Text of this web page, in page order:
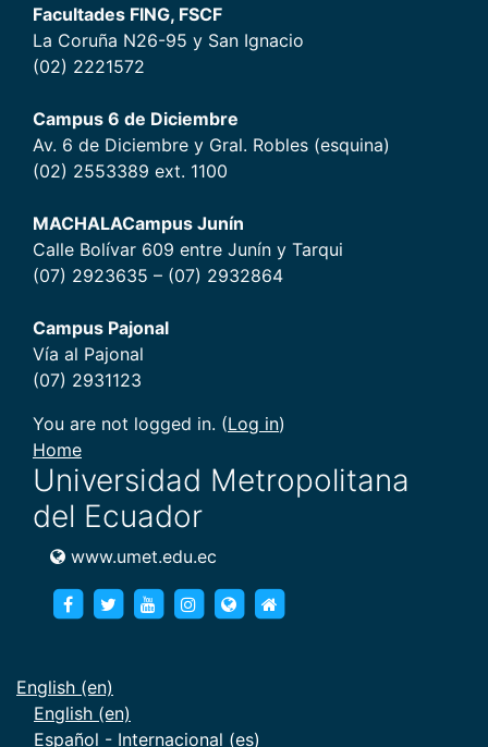
Facultades FING, FSCF
La Coruña N26-95 y San Ignacio
(02) 2221572
Campus 6 de Diciembre
Av. 6 de Diciembre y Gral. Robles (esquina)
(02) 2553389 ext. 1100
MACHALACampus Junín
Calle Bolívar 609 entre Junín y Tarqui
(07) 2923635 – (07) 2932864
Campus Pajonal
Vía al Pajonal
(07) 2931123
You are not logged in. (Log in)
Home
Universidad Metropolitana
del Ecuador
www.umet.edu.ec
https://www.facebook.com/umet.edu/
https://twitter.com/umet_edu
https://goo.gl/brXWJp
https://www.instagram.com/
https://www.umet.edu.ec
English ‎(en)‎
English ‎(en)‎
Español - Internacional ‎(es)‎